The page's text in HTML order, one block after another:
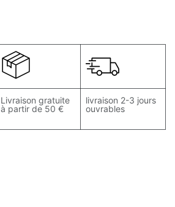
Livraison gratuite
à partir de 50 €
livraison 2-3 jours
ouvrables